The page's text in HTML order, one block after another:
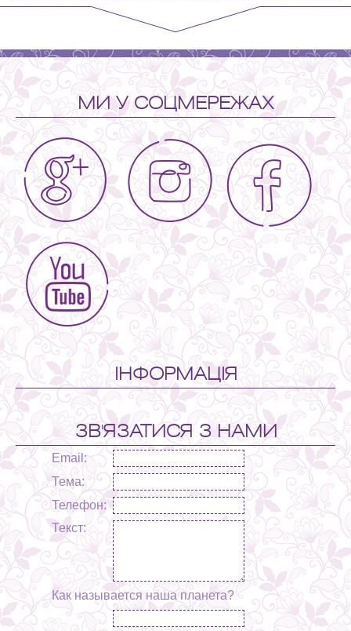
МИ У СОЦМЕРЕЖАХ
ІНФОРМАЦІЯ
ЗВ'ЯЗАТИСЯ З НАМИ
Email:
Тема:
Телефон:
Текст:
Как называется наша планета?